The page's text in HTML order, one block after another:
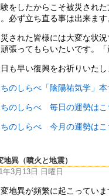
をしたからこそ被災され
必ず立ち直る事は出来ます
された皆様には大変な状
張ってもらいたいです。
も早い復興をお祈りいたし
のしらべ「陰陽祐気学」
のしらべ 毎日の運勢はこ
のしらべ 今月の運勢はこ
地異（噴火と地震）
年3月13日 日曜日
地異が頻繁に起こっていま